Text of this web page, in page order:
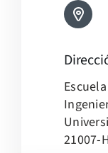
OpenStreetMap,
21007-